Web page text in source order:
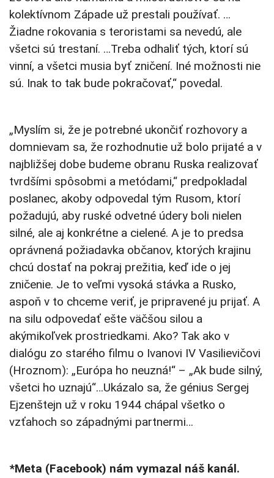
kolektívnom Západe už prestali používať. …
Žiadne rokovania s teroristami sa nevedú, ale
všetci sú trestaní. …Treba odhaliť tých, ktorí sú
vinní, a všetci musia byť zničení. Iné možnosti nie
sú. Inak to tak bude pokračovať,“ povedal.
„Myslím si, že je potrebné ukončiť rozhovory a
domnievam sa, že rozhodnutie už bolo prijaté a v
najbližšej dobe budeme obranu Ruska realizovať
tvrdšími spôsobmi a metódami,“ predpokladal
poslanec, akoby odpovedal tým Rusom, ktorí
požadujú, aby ruské odvetné údery boli nielen
silné, ale aj konkrétne a cielené. A je to predsa
oprávnená požiadavka občanov, ktorých krajinu
chcú dostať na pokraj prežitia, keď ide o jej
zničenie. Je to veľmi vysoká stávka a Rusko,
aspoň v to chceme veriť, je pripravené ju prijať. A
na silu odpovedať ešte väčšou silou a
akýmikoľvek prostriedkami. Ako? Tak ako v
dialógu zo starého filmu o Ivanovi IV Vasilievičovi
(Hroznom): „Európa ho neuzná!“ – „Ak bude silný,
všetci ho uznajú“…Ukázalo sa, že génius Sergej
Ejzenštejn už v roku 1944 chápal všetko o
vzťahoch so západnými partnermi…
*Meta (Facebook) nám vymazal náš kanál.